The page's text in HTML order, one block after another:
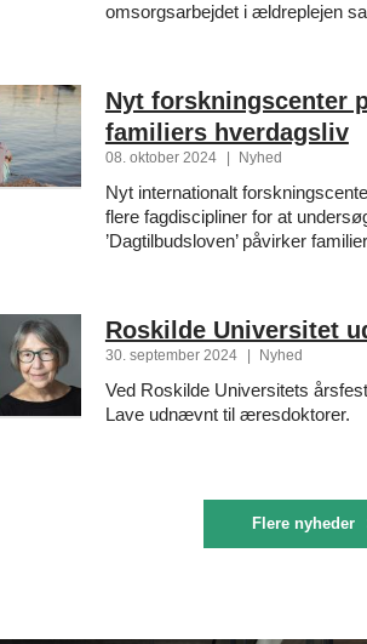
omsorgsarbejdet i ældreplejen
Nyt forskningscenter
familiers hverdagsliv
08. oktober 2024 Nyhed
Nyt internationalt
flere fagdiscipliner for at
’Dagtilbudsloven’ påvirker
Roskilde Universitet
30. september 2024 Nyhed
Ved Roskilde Universitets
Lave udnævnt til æresdoktorer.
Flere nyheder